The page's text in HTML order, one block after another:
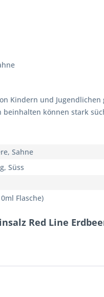
Kindern und
können stark
Sahne
Süss
Flasche)
Red Line